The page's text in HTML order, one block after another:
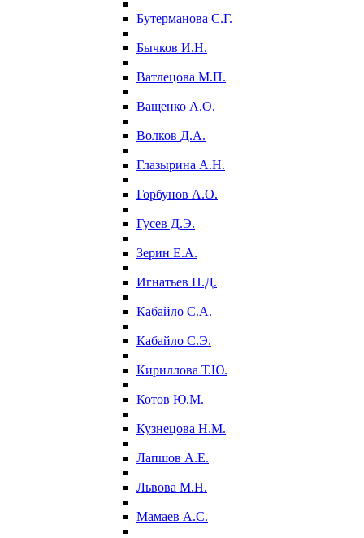
Бутерманова С.Г.
Бычков И.Н.
Ватлецова М.П.
Ващенко А.О.
Волков Д.А.
Глазырина А.Н.
Горбунов А.О.
Гусев Д.Э.
Зерин Е.А.
Игнатьев Н.Д.
Кабайло С.А.
Кабайло С.Э.
Кириллова Т.Ю.
Котов Ю.М.
Кузнецова Н.М.
Лапшов А.Е.
Львова М.Н.
Мамаев А.С.